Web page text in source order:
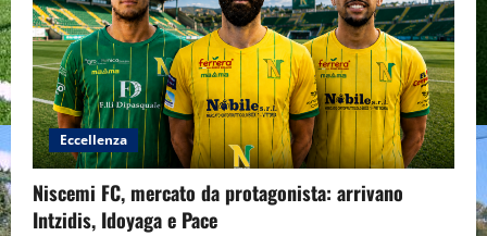
Eccellenza
Niscemi FC, mercato da protagonista: arrivano
Intzidis, Idoyaga e Pace